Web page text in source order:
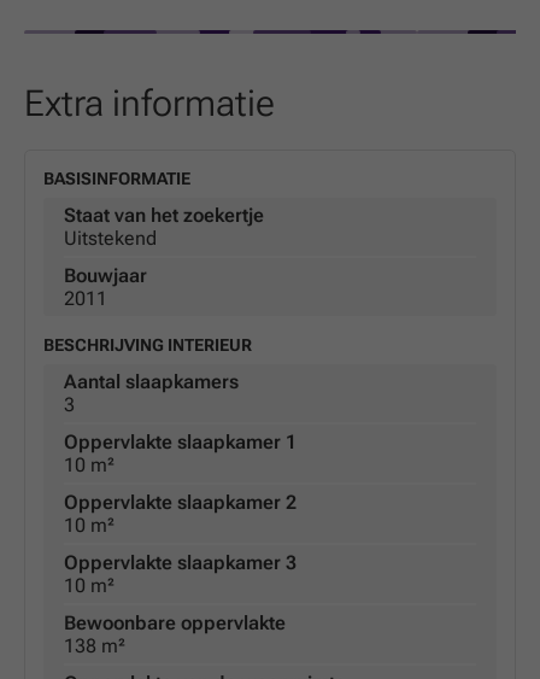
Extra informatie
BASISINFORMATIE
Staat van het zoekertje
Uitstekend
Bouwjaar
2011
BESCHRIJVING INTERIEUR
Aantal slaapkamers
3
Oppervlakte slaapkamer 1
10 m²
Oppervlakte slaapkamer 2
10 m²
Oppervlakte slaapkamer 3
10 m²
Bewoonbare oppervlakte
138 m²